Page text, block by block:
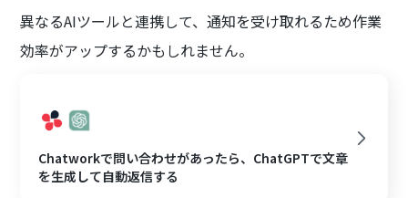
異なるAIツールと連携して、通知を受け取れるため作業
効率がアップするかもしれません。
Chatworkで問い合わせがあったら、ChatGPTで文章
を生成して自動返信する